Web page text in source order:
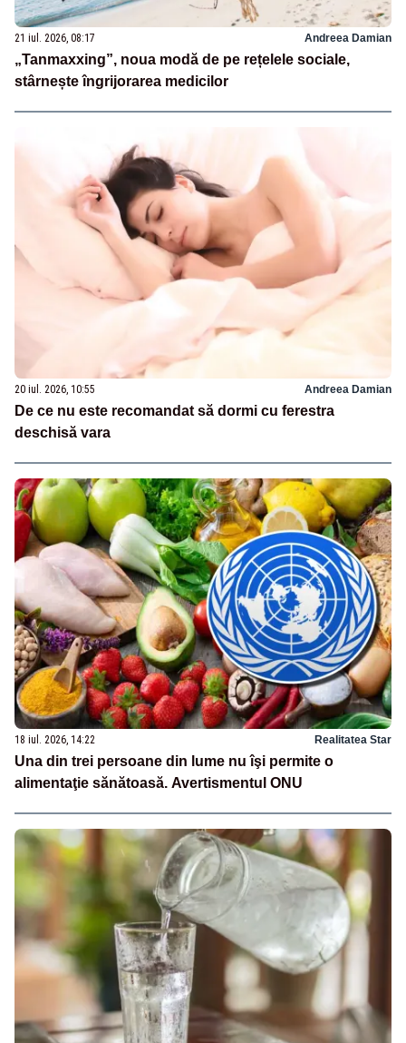
21 iul. 2026, 08:17 Andreea Damian
„Tanmaxxing”, noua modă de pe rețelele sociale,
stârnește îngrijorarea medicilor
20 iul. 2026, 10:55 Andreea Damian
De ce nu este recomandat să dormi cu ferestra
deschisă vara
18 iul. 2026, 14:22 Realitatea Star
Una din trei persoane din lume nu îşi permite o
alimentaţie sănătoasă. Avertismentul ONU